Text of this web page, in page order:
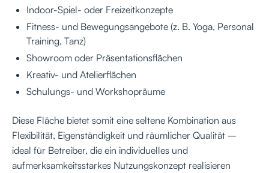
Indoor-Spiel- oder Freizeitkonzepte
Fitness- und Bewegungsangebote (z. B. Yoga, Personal
Training, Tanz)
Showroom oder Präsentationsflächen
Kreativ- und Atelierflächen
Schulungs- und Workshopräume
Diese Fläche bietet somit eine seltene Kombination aus
Flexibilität, Eigenständigkeit und räumlicher Qualität –
ideal für Betreiber, die ein individuelles und
aufmerksamkeitsstarkes Nutzungskonzept realisieren